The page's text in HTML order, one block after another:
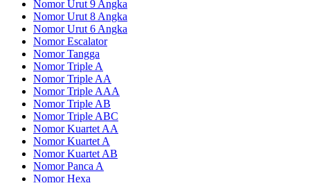
Nomor Urut 9 Angka
Nomor Urut 8 Angka
Nomor Urut 6 Angka
Nomor Escalator
Nomor Tangga
Nomor Triple A
Nomor Triple AA
Nomor Triple AAA
Nomor Triple AB
Nomor Triple ABC
Nomor Kuartet AA
Nomor Kuartet A
Nomor Kuartet AB
Nomor Panca A
Nomor Hexa